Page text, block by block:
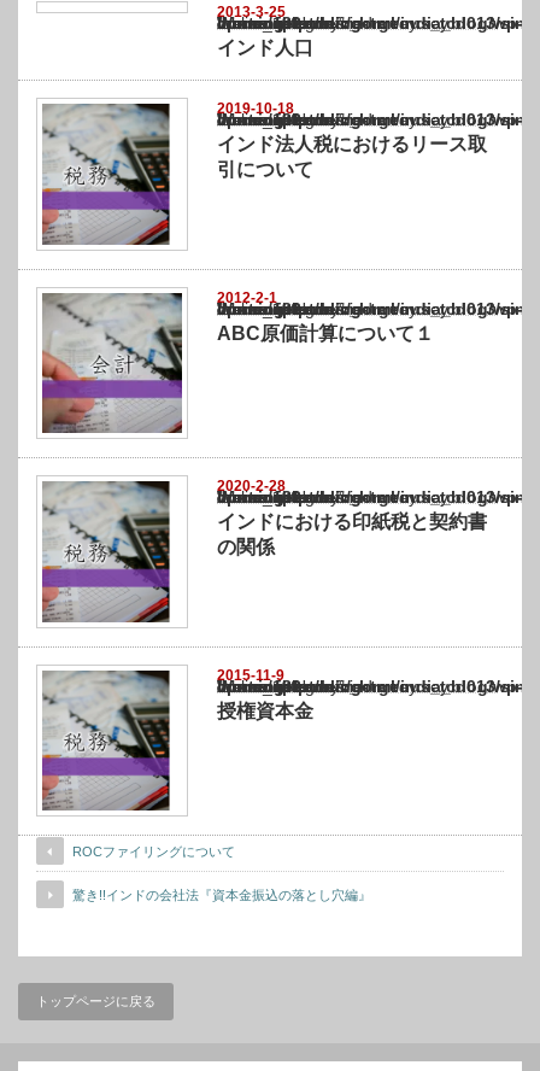
2013-3-25
Warning
: Undefined array key "show_category" in
/home/netst/kuno-cpa.co.jp/public_html/india_blog/wp-content/themes/
on line183
インド人口
2019-10-18
Warning
: Undefined array key "show_category" in
/home/netst/kuno-cpa.co.jp/public_html/india_blog/wp-content/themes/
on line183
インド法人税におけるリース取
引について
2012-2-1
Warning
: Undefined array key "show_category" in
/home/netst/kuno-cpa.co.jp/public_html/india_blog/wp-content/themes/
on line183
ABC原価計算について１
2020-2-28
Warning
: Undefined array key "show_category" in
/home/netst/kuno-cpa.co.jp/public_html/india_blog/wp-content/themes/
on line183
インドにおける印紙税と契約書
の関係
2015-11-9
Warning
: Undefined array key "show_category" in
/home/netst/kuno-cpa.co.jp/public_html/india_blog/wp-content/themes/
on line183
授権資本金
ROCファイリングについて
驚き!!インドの会社法『資本金振込の落とし穴編』
トップページに戻る